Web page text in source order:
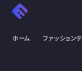
ホーム ファッション